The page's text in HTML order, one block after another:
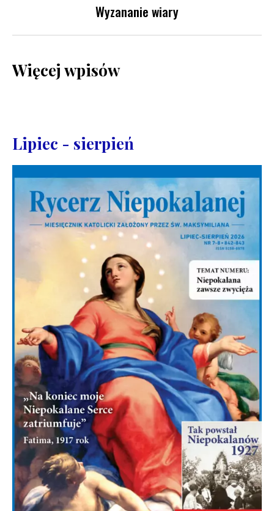
Wyzananie wiary
Więcej wpisów
Lipiec - sierpień